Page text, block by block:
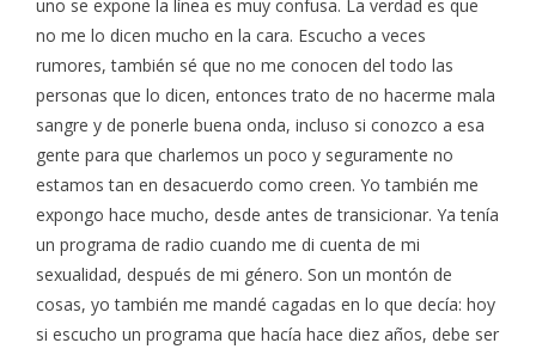
uno se expone la línea es muy confusa. La verdad es que
no me lo dicen mucho en la cara. Escucho a veces
rumores, también sé que no me conocen del todo las
personas que lo dicen, entonces trato de no hacerme mala
sangre y de ponerle buena onda, incluso si conozco a esa
gente para que charlemos un poco y seguramente no
estamos tan en desacuerdo como creen. Yo también me
expongo hace mucho, desde antes de transicionar. Ya tenía
un programa de radio cuando me di cuenta de mi
sexualidad, después de mi género. Son un montón de
cosas, yo también me mandé cagadas en lo que decía: hoy
si escucho un programa que hacía hace diez años, debe ser